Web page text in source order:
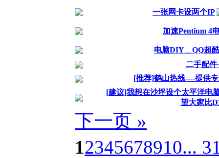
一张网卡设两个IP
加速Pentium 4
电脑DIY＿QQ超
二手配件
[推荐]鹤山热线----提供
[建议]我想在沙坪设个太平洋电
望大家比
下一页 »
12345678910...